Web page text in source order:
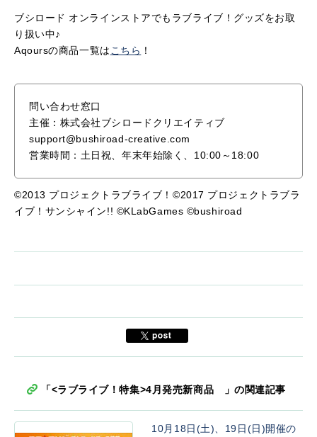
ブシロード オンラインストアでもラブライブ！グッズをお取
り扱い中♪
Aqoursの商品一覧は こちら ！
問い合わせ窓口
主催：株式会社ブシロードクリエイティブ
support@bushiroad-creative.com
営業時間：土日祝、年末年始除く、10:00～18:00
©2013 プロジェクトラブライブ！©2017 プロジェクトラブラ
イブ！サンシャイン!! ©KLabGames ©bushiroad
「<ラブライブ！特集>4月発売新商品 」の関連記事
10月18日(土)、19日(日)開催の